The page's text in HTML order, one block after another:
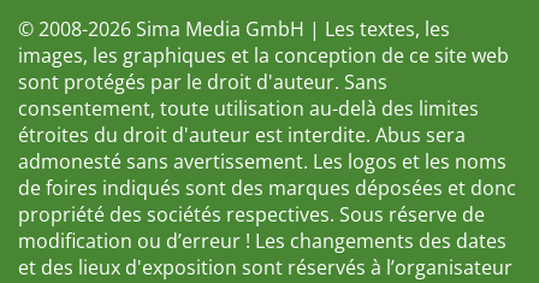
© 2008-2026 Sima Media GmbH | Les textes, les
images, les graphiques et la conception de ce site web
sont protégés par le droit d'auteur. Sans
consentement, toute utilisation au-delà des limites
étroites du droit d'auteur est interdite. Abus sera
admonesté sans avertissement. Les logos et les noms
de foires indiqués sont des marques déposées et donc
propriété des sociétés respectives. Sous réserve de
modification ou d’erreur ! Les changements des dates
et des lieux d'exposition sont réservés à l’organisateur